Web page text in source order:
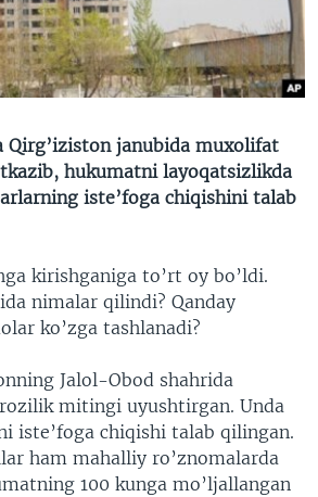
Qirg’iziston janubida muxolifat
hukumatni layoqatsizlikda
iste’foga chiqishini talab
kirishganiga to’rt oy bo’ldi.
nimalar qilindi? Qanday
ko’zga tashlanadi?
Jalol-Obod shahrida
mitingi uyushtirgan. Unda
iste’foga chiqishi talab qilingan.
ham mahalliy ro’znomalarda
100 kunga mo’ljallangan